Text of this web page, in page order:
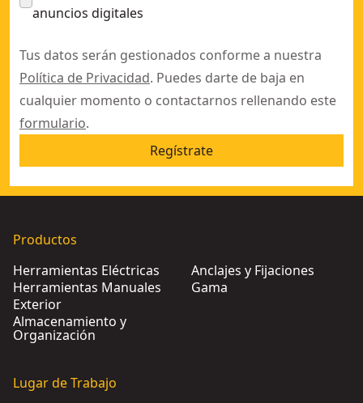
anuncios digitales
Tus datos serán gestionados conforme a nuestra
Política de Privacidad. Puedes darte de baja en
cualquier momento o contactarnos rellenando este
formulario.
Regístrate
Productos
Herramientas Eléctricas
Herramientas Manuales
Exterior
Almacenamiento y
Organización
Anclajes y Fijaciones
Gama
Lugar de Trabajo